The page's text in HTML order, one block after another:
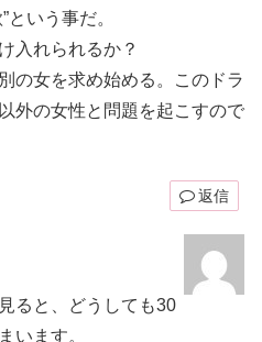
いう事だ。
入れられるか？
の女を求め始める。このドラ
外の女性と問題を起こすので
返信
ると、どうしても30
います。